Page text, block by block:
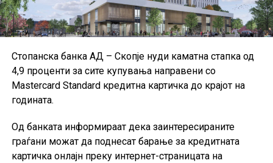
средните институции користат национални
сметководствени стандарди.
Поради недостапност на податоците за Данска за
првиот квартал од 2026 година, при пресметката на
агрегатните податоци за ЕУ биле користени
податоците од четвртиот квартал од 2025 година, а кај
одредени показатели и податоци од првиот квартал
од 2025 година.
Стопанска банка АД – Скопје нуди каматна стапка од
4,9 проценти за сите купувања направени со
Mastercard Standard кредитна картичка до крајот на
годината.
Од банката информираат дека заинтересираните
граѓани можат да поднесат барање за кредитната
картичка онлајн преку интернет-страницата на